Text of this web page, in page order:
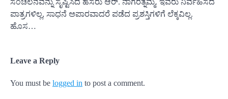
ಪಾತ್ರಗಳಿಲ್ಲ, ಸಾಧನೆ ಅಪಾರವಾದರೆ ಪಡೆದ ಪ್ರಶಸ್ತಿಗಳಿಗೆ ಲೆಕ್ಕವಿಲ್ಲ.
ಹೊಸ…
Leave a Reply
You must be logged in to post a comment.